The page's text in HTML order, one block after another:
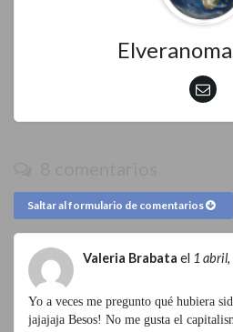
Saltar al formulario de comentarios
Valeria Brabata el 1
Yo a veces me pregunto qué hubiera
jajajaja Besos! No me gusta el